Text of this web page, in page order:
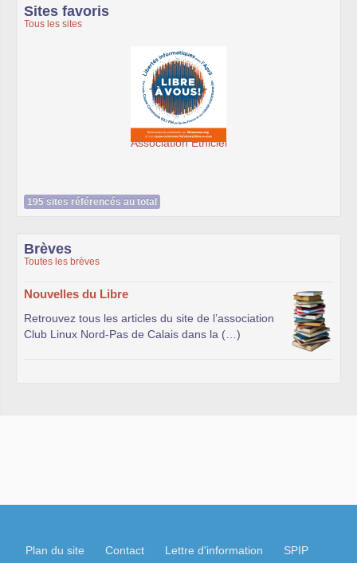
Sites favoris
Tous les sites
Association Éthiciel
195 sites référencés au total
Brèves
Toutes les brèves
Nouvelles du Libre
Retrouvez tous les articles du site de l’association
Club Linux Nord-Pas de Calais dans la (…)
Plan du site Contact Lettre d'information SPIP